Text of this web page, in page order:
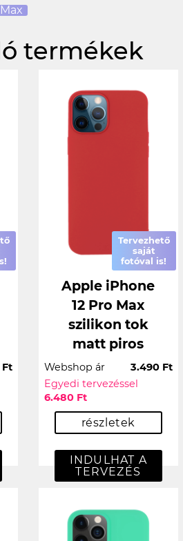
termékek
Ft
Tervezhető
saját
fotóval is!
Apple iPhone
12 Pro Max
szilikon tok
matt piros
Webshop ár
3.490 Ft
Egyedi tervezéssel
6.480 Ft
részletek
INDULHAT A
TERVEZÉS